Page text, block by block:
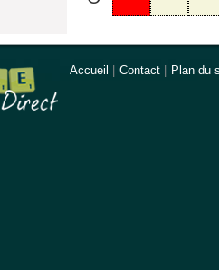
Accueil Contact Plan du